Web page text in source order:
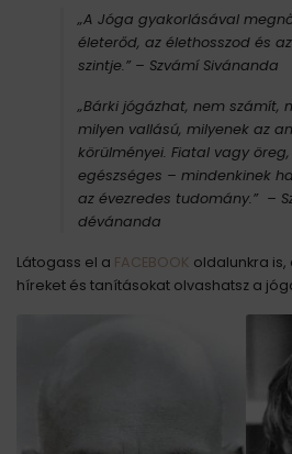
„A Jóga gyakorlásával
életerőd, az élethosszod és
szintje.” – Szvámí Sivánanda
„Bárki jógázhat, nem számít,
milyen vallású, milyenek az
körülményei. Fiatal vagy
egészséges – mindenkinek
az évezredes tudomány.” –
dévánanda
Látogass el a FACEBOOK oldalunkra
híreket és tanításokat olvashatsz a